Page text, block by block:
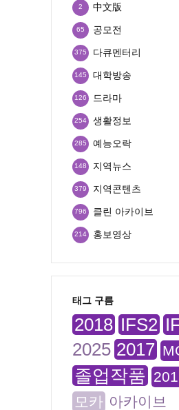
中文版
2
공모전
65
다큐멘터리
375
대학방송
145
드라마
126
생활정보
254
예능오락
285
지역뉴스
148
지역콘텐츠
379
클린 아카이브
796
홍보영상
214
태그 구름
2018 IFS2
2025 2017
졸업작품
모카 아카이브